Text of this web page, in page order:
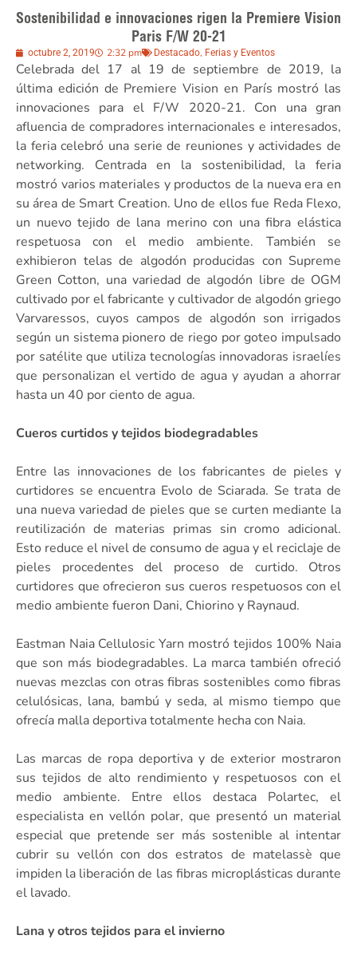
Sostenibilidad e innovaciones rigen la Premiere Vision
Paris F/W 20-21
octubre 2, 2019 2:32 pm Destacado, Ferias y Eventos
Celebrada del 17 al 19 de septiembre de 2019, la
última edición de Premiere Vision en París mostró las
innovaciones para el F/W 2020-21. Con una gran
afluencia de compradores internacionales e interesados,
la feria celebró una serie de reuniones y actividades de
networking. Centrada en la sostenibilidad, la feria
mostró varios materiales y productos de la nueva era en
su área de Smart Creation. Uno de ellos fue Reda Flexo,
un nuevo tejido de lana merino con una fibra elástica
respetuosa con el medio ambiente. También se
exhibieron telas de algodón producidas con Supreme
Green Cotton, una variedad de algodón libre de OGM
cultivado por el fabricante y cultivador de algodón griego
Varvaressos, cuyos campos de algodón son irrigados
según un sistema pionero de riego por goteo impulsado
por satélite que utiliza tecnologías innovadoras israelíes
que personalizan el vertido de agua y ayudan a ahorrar
hasta un 40 por ciento de agua.
Cueros curtidos y tejidos biodegradables
Entre las innovaciones de los fabricantes de pieles y
curtidores se encuentra Evolo de Sciarada. Se trata de
una nueva variedad de pieles que se curten mediante la
reutilización de materias primas sin cromo adicional.
Esto reduce el nivel de consumo de agua y el reciclaje de
pieles procedentes del proceso de curtido. Otros
curtidores que ofrecieron sus cueros respetuosos con el
medio ambiente fueron Dani, Chiorino y Raynaud.
Eastman Naia Cellulosic Yarn mostró tejidos 100% Naia
que son más biodegradables. La marca también ofreció
nuevas mezclas con otras fibras sostenibles como fibras
celulósicas, lana, bambú y seda, al mismo tiempo que
ofrecía malla deportiva totalmente hecha con Naia.
Las marcas de ropa deportiva y de exterior mostraron
sus tejidos de alto rendimiento y respetuosos con el
medio ambiente. Entre ellos destaca Polartec, el
especialista en vellón polar, que presentó un material
especial que pretende ser más sostenible al intentar
cubrir su vellón con dos estratos de matelassè que
impiden la liberación de las fibras microplásticas durante
el lavado.
Lana y otros tejidos para el invierno